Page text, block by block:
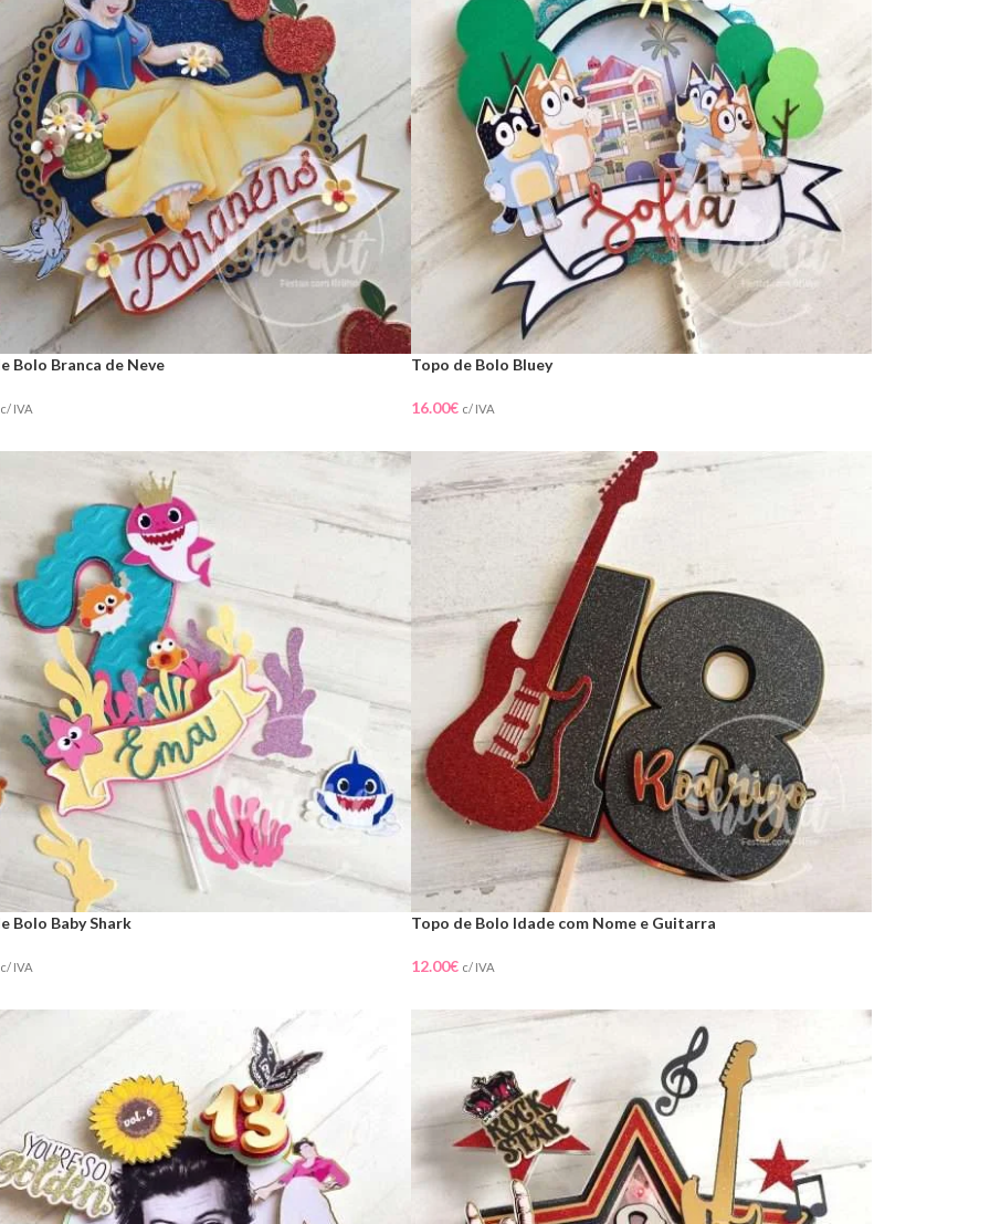
Bolo Branca de Neve
c/ IVA
Topo de Bolo Bluey
16.00€ c/ IVA
Bolo Baby Shark
c/ IVA
Topo de Bolo Idade com Nome e Guitarra
12.00€ c/ IVA